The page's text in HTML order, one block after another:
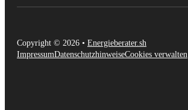
Copyright © 2026 • Energieberater.sh
ImpressumDatenschutzhinweiseCookies verwalten